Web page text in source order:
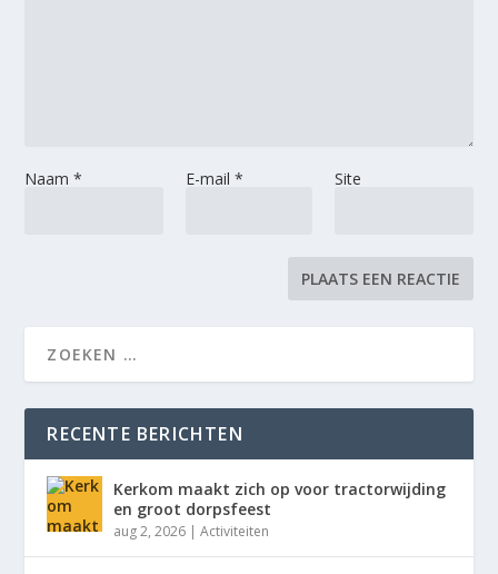
Naam* E-mail * Site
RECENTE BERICHTEN
Kerkom maakt zich op voor tractorwijding
en groot dorpsfeest
aug 2, 2026 |Activiteiten